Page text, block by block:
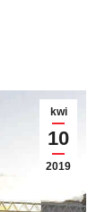
kwi
10
2019